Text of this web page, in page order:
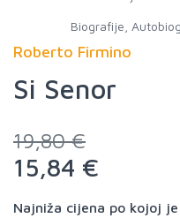
Biografije,
Roberto Firmino
Si Senor
19,80 €
15,84 €
Najniža cijena po kojoj